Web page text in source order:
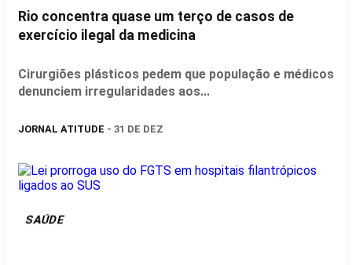
Rio concentra quase um terço de casos de
exercício ilegal da medicina
Cirurgiões plásticos pedem que população e médicos
denunciem irregularidades aos...
JORNAL ATITUDE - 31 DE DEZ
SAÚDE